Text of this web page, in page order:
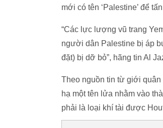
mới có tên ‘Palestine’ để
“Các lực lượng vũ trang
người dân Palestine bị áp
đặt) bị dỡ bỏ”, hãng tin Al
Theo nguồn tin từ giới
hạ một tên lửa nhằm vào
phải là loại khí tài được